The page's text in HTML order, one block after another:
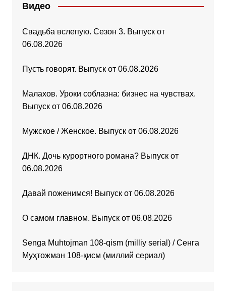
Видео
Свадьба вслепую. Сезон 3. Выпуск от
06.08.2026
Пусть говорят. Выпуск от 06.08.2026
Малахов. Уроки соблазна: бизнес на чувствах.
Выпуск от 06.08.2026
Мужское / Женское. Выпуск от 06.08.2026
ДНК. Дочь курортного романа? Выпуск от
06.08.2026
Давай поженимся! Выпуск от 06.08.2026
О самом главном. Выпуск от 06.08.2026
Senga Muhtojman 108-qism (milliy serial) / Сенга
Муҳтожман 108-қисм (миллий сериал)